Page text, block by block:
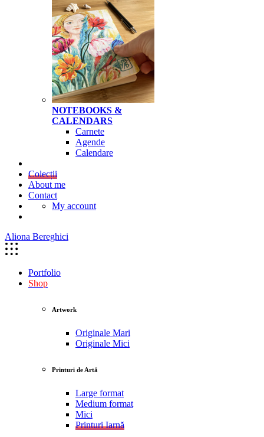
NOTEBOOKS &
CALENDARS
Carnete
Agende
Calendare
Colecții
About me
Contact
My account
Aliona Bereghici
Portfolio
Shop
Artwork
Originale Mari
Originale Mici
Printuri de Artă
Large format
Medium format
Mici
Printuri Iarnă